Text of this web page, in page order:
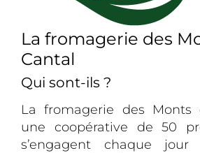
La fromagerie des
Cantal
Qui sont-ils ?
La fromagerie des
une coopérative de 50
s’engagent chaque